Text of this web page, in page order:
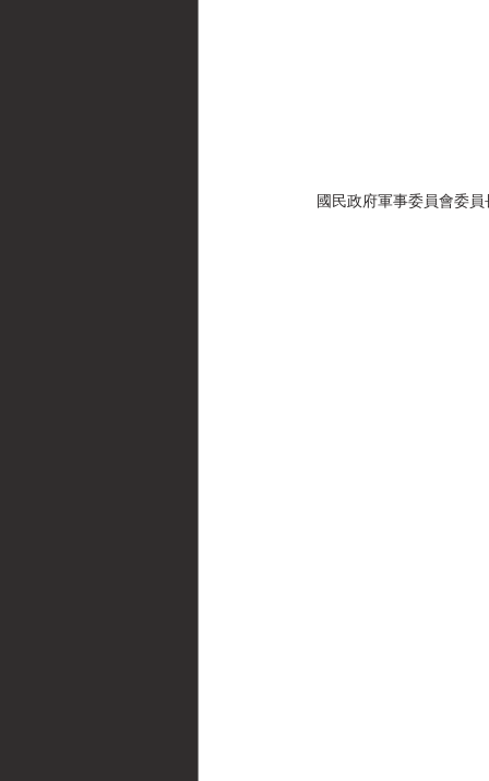
國民政府軍事委員會委員